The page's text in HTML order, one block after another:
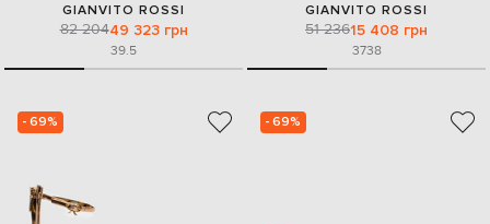
GIANVITO ROSSI
82 20449 323 грн
39.5
GIANVITO ROSSI
51 23615 408 грн
3738
- 69% - 69%